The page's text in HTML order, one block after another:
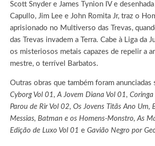
Scott Snyder e James Tynion IV e
Capullo, Jim Lee e John Romita Jr, traz o
aprisionado no Multiverso das Trevas,
das Trevas invadem a Terra. Cabe à Liga da
os misteriosos metais capazes de repelir a
mestre, o terrível Barbatos.
Outras obras que também foram anunciadas
Cyborg Vol 01, A Jovem Diana Vol 01,
Parou de Rir Vol 02, Os Jovens Titãs Ano Um,
Messias, Batman e os Homens-Monstro, As
Edição de Luxo Vol 01 e Gavião Negro por